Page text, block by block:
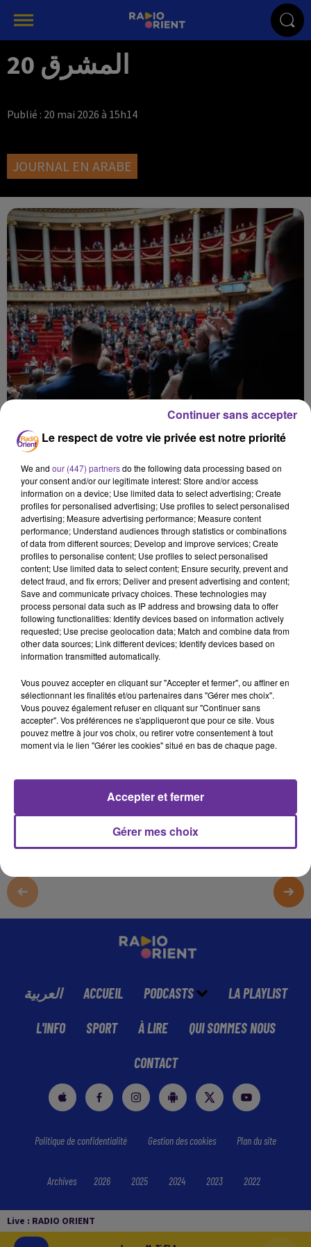
Live : RADIO ORIENT
المشرق 20
Publié : 20 mai 2026 à 15h14
JOURNAL EN ARABE
المشرق 20
20 mai 2026 - 4 min 12 sec
المشرق 20
المشرق 20
المشرق 20
المشرق 20
0:00 4 min 12 sec
Afficher la transcription écrite
العربية ACCUEIL PODCASTS LA PLAYLIST
L'INFO SPORT À LIRE QUI SOMMES NOUS
CONTACT
Politique de confidentialité Gestion des cookies Plan du site
Archives 2026 2025 2024 2023 2022
Le respect de votre vie privée est notre priorité
We and our (447) partnersdo the following data processing based on
your consent and/or our legitimate interest: Store and/or access
information on a device; Use limited data to select advertising; Create
profiles for personalised advertising; Use profiles to select personalised
advertising; Measure advertising performance; Measure content
performance; Understand audiences through statistics or combinations
of data from different sources; Develop and improve services; Create
profiles to personalise content; Use profiles to select personalised
content; Use limited data to select content; Ensure security, prevent and
detect fraud, and fix errors; Deliver and present advertising and content;
Save and communicate privacy choices. These technologies may
process personal data such as IP address and browsing data to offer
following functionalities: Identify devices based on information actively
requested; Use precise geolocation data; Match and combine data from
other data sources; Link different devices; Identify devices based on
information transmitted automatically.
Vous pouvez accepter en cliquant sur "Accepter et fermer", ou affiner en
sélectionnant les finalités et/ou partenaires dans "Gérer mes choix".
Vous pouvez également refuser en cliquant sur "Continuer sans
accepter". Vos préférences ne s'appliqueront que pour ce site. Vous
pouvez mettre à jour vos choix, ou retirer votre consentement à tout
moment via le lien "Gérer les cookies" situé en bas de chaque page.
Gérer mes choix
Accepter et fermer
Continuer sans accepter